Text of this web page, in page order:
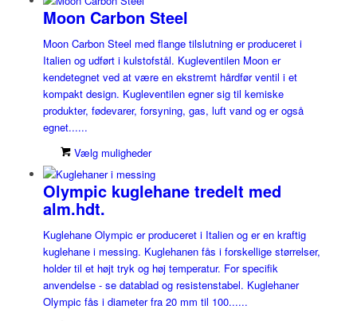
Moon Carbon Steel
Moon Carbon Steel med flange tilslutning er produceret i
Italien og udført i kulstofstål. Kugleventilen Moon er
kendetegnet ved at være en ekstremt hårdfør ventil i et
kompakt design. Kugleventilen egner sig til kemiske
produkter, fødevarer, forsyning, gas, luft vand og er også
egnet......
Vælg muligheder
Olympic kuglehane tredelt med
alm.hdt.
Kuglehane Olympic er produceret i Italien og er en kraftig
kuglehane i messing. Kuglehanen fås i forskellige størrelser,
holder til et højt tryk og høj temperatur. For specifik
anvendelse - se datablad og resistenstabel. Kuglehaner
Olympic fås i diameter fra 20 mm til 100......